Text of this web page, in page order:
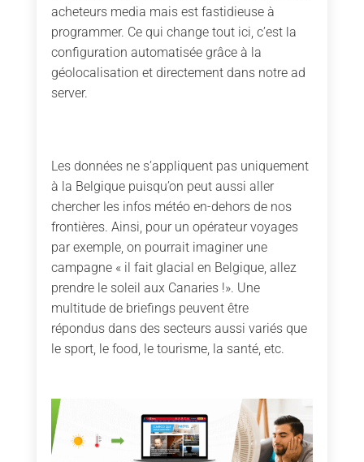
acheteurs media mais est fastidieuse à
programmer. Ce qui change tout ici, c’est la
configuration automatisée grâce à la
géolocalisation et directement dans notre ad
server.
Les données ne s’appliquent pas uniquement
à la Belgique puisqu’on peut aussi aller
chercher les infos météo en-dehors de nos
frontières. Ainsi, pour un opérateur voyages
par exemple, on pourrait imaginer une
campagne « il fait glacial en Belgique, allez
prendre le soleil aux Canaries !». Une
multitude de briefings peuvent être
répondus dans des secteurs aussi variés que
le sport, le food, le tourisme, la santé, etc.